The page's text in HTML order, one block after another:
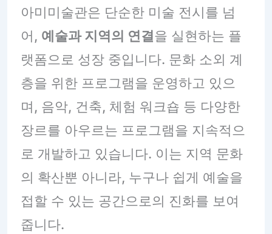
아미미술관은 단순한 미술 전시를 넘
어, 예술과 지역의 연결을 실현하는 플
랫폼으로 성장 중입니다. 문화 소외 계
층을 위한 프로그램을 운영하고 있으
며, 음악, 건축, 체험 워크숍 등 다양한
장르를 아우르는 프로그램을 지속적으
로 개발하고 있습니다. 이는 지역 문화
의 확산뿐 아니라, 누구나 쉽게 예술을
접할 수 있는 공간으로의 진화를 보여
줍니다.